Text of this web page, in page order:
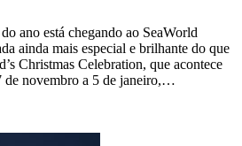
ano está chegando ao SeaWorld
ainda mais especial e brilhante do que
Christmas Celebration, que acontece
de novembro a 5 de janeiro,…